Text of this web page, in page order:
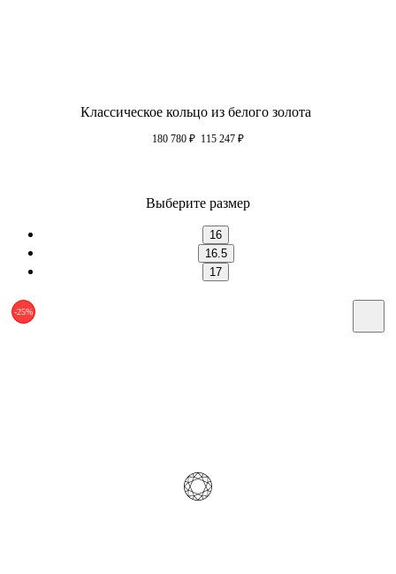
Классическое кольцо из белого золота
180 780 ₽ 115 247 ₽
Выберите размер
16
16.5
17
-25%